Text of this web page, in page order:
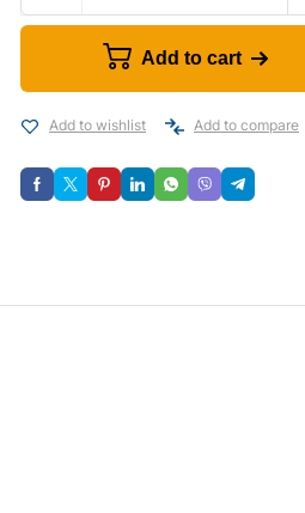
Add to cart
Add to wishlist Add to compare